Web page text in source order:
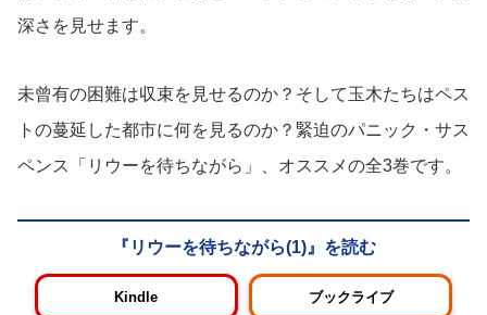
深さを見せます。
未曾有の困難は収束を見せるのか？そして玉木たちはペス
トの蔓延した都市に何を見るのか？緊迫のパニック・サス
ペンス「リウーを待ちながら」、オススメの全3巻です。
リウーを待ちながら(1)
Kindle ブックライブ